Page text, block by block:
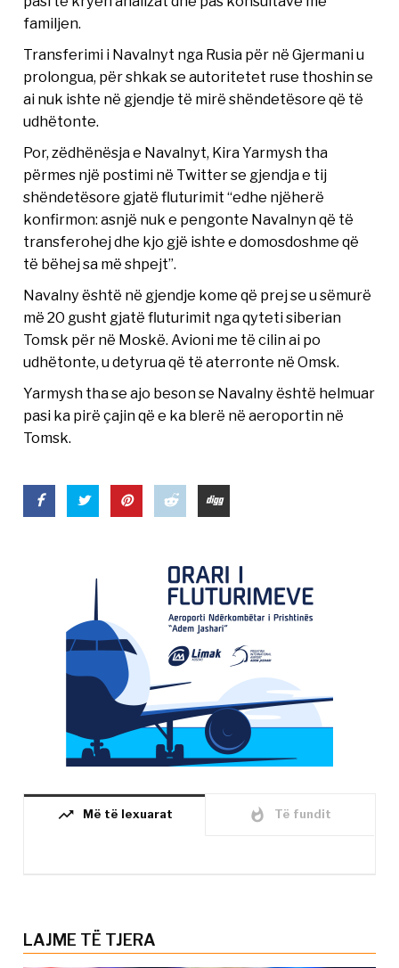
familjen.
Transferimi i Navalnyt nga Rusia për në Gjermani u
prolongua, për shkak se autoritetet ruse thoshin se
ai nuk ishte në gjendje të mirë shëndetësore që të
udhëtonte.
Por, zëdhënësja e Navalnyt, Kira Yarmysh tha
përmes një postimi në Twitter se gjendja e tij
shëndetësore gjatë fluturimit “edhe njëherë
konfirmon: asnjë nuk e pengonte Navalnyn që të
transferohej dhe kjo gjë ishte e domosdoshme që
të bëhej sa më shpejt”.
Navalny është në gjendje kome që prej se u sëmurë
më 20 gusht gjatë fluturimit nga qyteti siberian
Tomsk për në Moskë. Avioni me të cilin ai po
udhëtonte, u detyrua që të aterronte në Omsk.
Yarmysh tha se ajo beson se Navalny është helmuar
pasi ka pirë çajin që e ka blerë në aeroportin në
Tomsk.
trending_up Më të lexuarat whatshot Të fundit
LAJME TË TJERA